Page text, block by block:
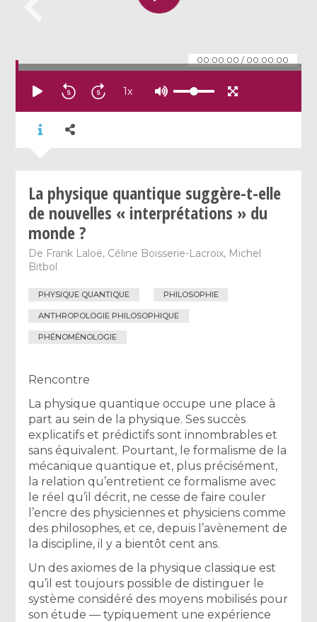
00:00:00 / 00:00:00
1x
La physique quantique suggère-t-elle
de nouvelles « interprétations » du
monde ?
De Frank Laloë, Céline Boisserie-Lacroix, Michel
Bitbol
PHYSIQUE QUANTIQUE PHILOSOPHIE
ANTHROPOLOGIE PHILOSOPHIQUE
PHÉNOMÉNOLOGIE
Rencontre
La physique quantique occupe une place à
part au sein de la physique. Ses succès
explicatifs et prédictifs sont innombrables et
sans équivalent. Pourtant, le formalisme de la
mécanique quantique et, plus précisément,
la relation qu’entretient ce formalisme avec
le réel qu’il décrit, ne cesse de faire couler
l’encre des physiciennes et physiciens comme
des philosophes, et ce, depuis l’avènement de
la discipline, il y a bientôt cent ans.
Un des axiomes de la physique classique est
qu’il est toujours possible de distinguer le
système considéré des moyens mobilisés pour
son étude — typiquement une expérience